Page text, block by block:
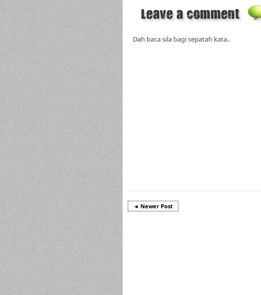
Dah baca sila bagi sepatah kata..
◄ Newer Post